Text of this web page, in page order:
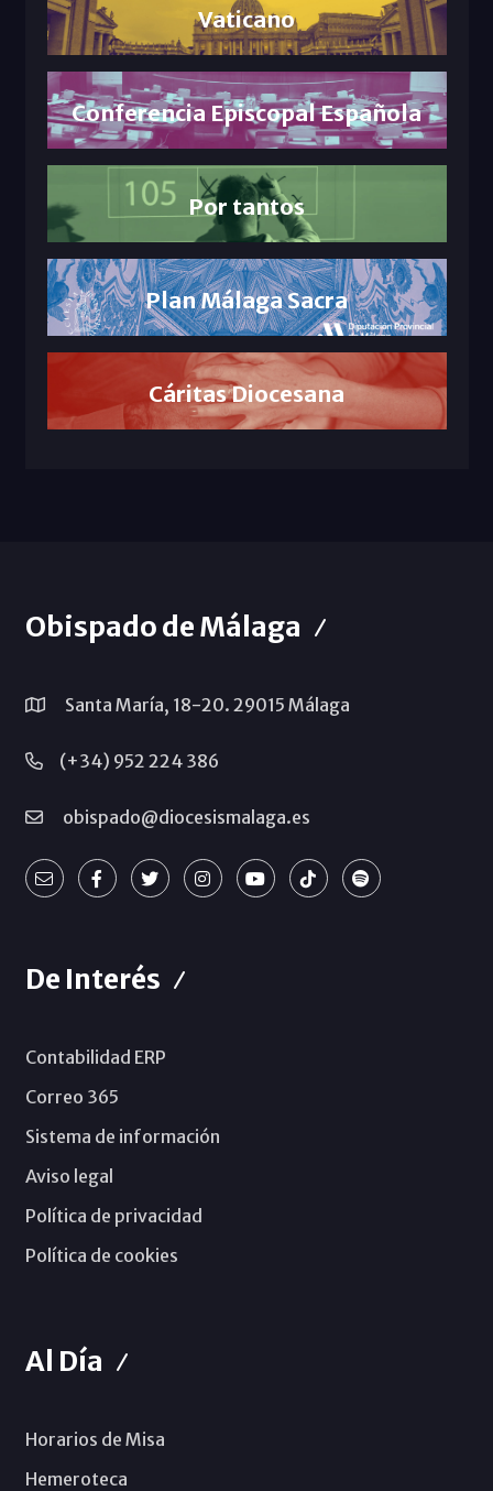
Vaticano
Conferencia Episcopal Española
Por tantos
Plan Málaga Sacra
Cáritas Diocesana
Obispado de Málaga
Santa María, 18-20. 29015 Málaga
(+34) 952 224 386
obispado@diocesismalaga.es
De Interés
Contabilidad ERP
Correo 365
Sistema de información
Aviso legal
Política de privacidad
Política de cookies
Al Día
Horarios de Misa
Hemeroteca